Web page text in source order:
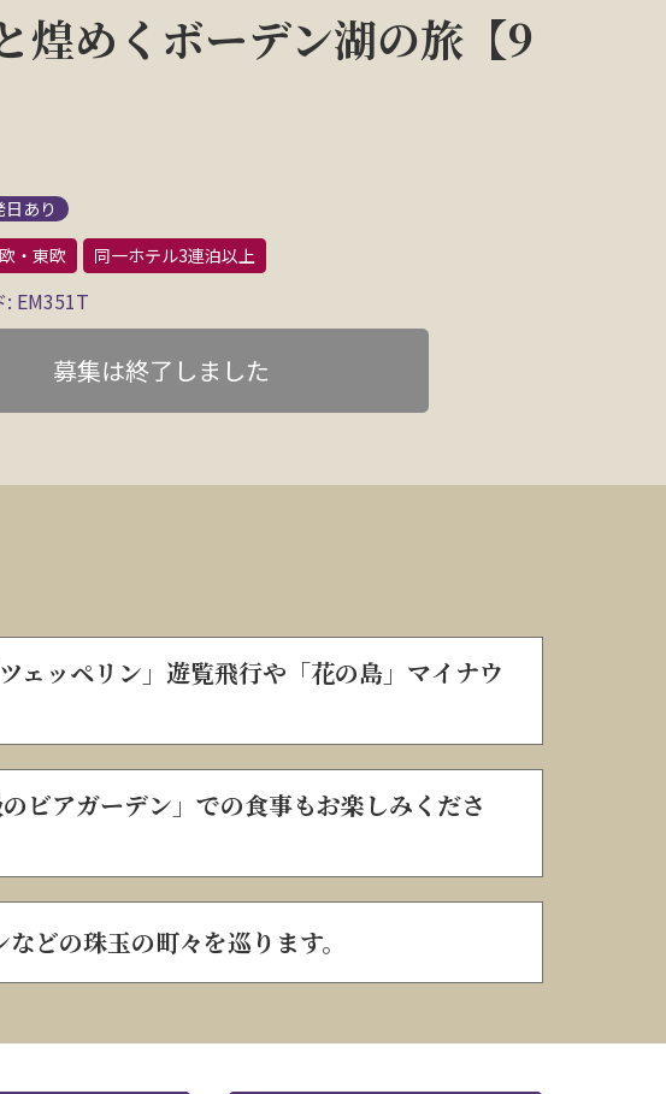
煌めくボーデン湖の旅【9
あり
・東欧 同一ホテル3連泊以上
EM351T
募集は終了しました
ェッペリン」遊覧飛行や「花の島」マイナウ
ビアガーデン」での食事もお楽しみくださ
どの珠玉の町々を巡ります。